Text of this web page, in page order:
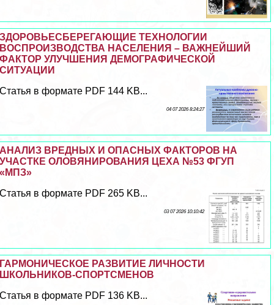
ЗДОРОВЬЕСБЕРЕГАЮЩИЕ ТЕХНОЛОГИИ
ВОСПРОИЗВОДСТВА НАСЕЛЕНИЯ – ВАЖНЕЙШИЙ
ФАКТОР УЛУЧШЕНИЯ ДЕМОГРАФИЧЕСКОЙ
СИТУАЦИИ
Статья в формате PDF 144 KB...
04 07 2026 8:24:27
АНАЛИЗ ВРЕДНЫХ И ОПАСНЫХ ФАКТОРОВ НА
УЧАСТКЕ ОЛОВЯНИРОВАНИЯ ЦЕХА №53 ФГУП
«МПЗ»
Статья в формате PDF 265 KB...
03 07 2026 10:10:42
ГАРМОНИЧЕСКОЕ РАЗВИТИЕ ЛИЧНОСТИ
ШКОЛЬНИКОВ-СПОРТСМЕНОВ
Статья в формате PDF 136 KB...